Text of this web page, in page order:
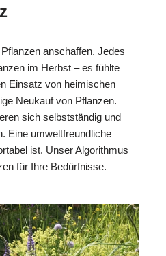
anschaffen. Jedes
im Herbst – es fühlte
Einsatz von heimischen
Neukauf von Pflanzen.
sich selbstständig und
Eine umweltfreundliche
ist. Unser Algorithmus
für Ihre Bedürfnisse.